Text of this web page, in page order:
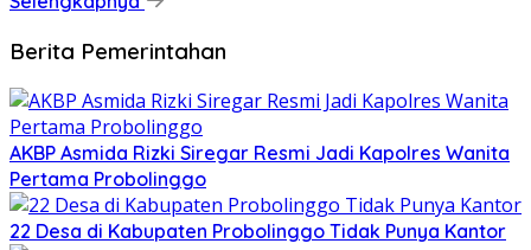
Berita Pemerintahan
AKBP Asmida Rizki Siregar Resmi Jadi Kapolres Wanita
Pertama Probolinggo
22 Desa di Kabupaten Probolinggo Tidak Punya Kantor